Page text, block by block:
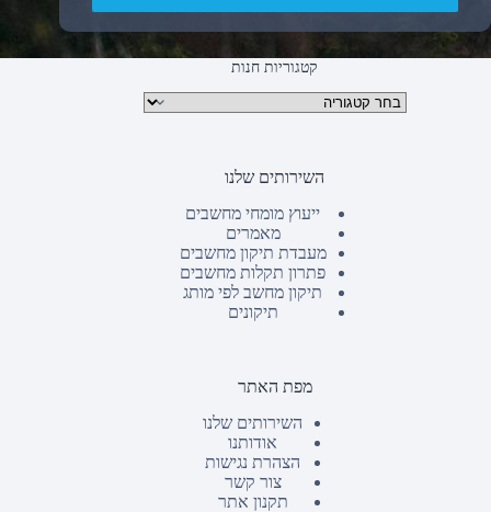
קטגוריות חנות
קטגוריות מוצרים
השירותים שלנו
ייעוץ מומחי מחשבים
מאמרים
מעבדת תיקון מחשבים
פתרון תקלות מחשבים
תיקון מחשב לפי מותג
תיקונים
מפת האתר
השירותים שלנו
אודותנו
הצהרת נגישות
צור קשר
תקנון אתר